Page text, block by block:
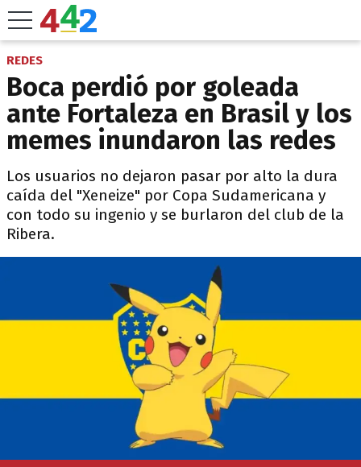
REDES
Boca perdió por goleada
ante Fortaleza en Brasil y los
memes inundaron las redes
Los usuarios no dejaron pasar por alto la dura
caída del "Xeneize" por Copa Sudamericana y
con todo su ingenio y se burlaron del club de la
Ribera.